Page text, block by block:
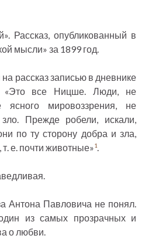
Рассказ, опубликованный в
мысли» за 1899 год.
рассказ записью в дневнике
«Это все Ницше. Люди, не
мировоззрения, не
Прежде робели, искали,
по ту сторону добра и зла,
е. почти животные»1.
Антона Павловича не понял.
из самых прозрачных и
о любви.